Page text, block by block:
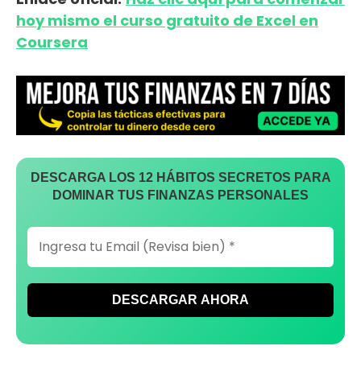
hoy mismo el curso gratuito de Excel en
Coursera
DESCARGA LOS 12 HÁBITOS SECRETOS PARA
DOMINAR TUS FINANZAS PERSONALES